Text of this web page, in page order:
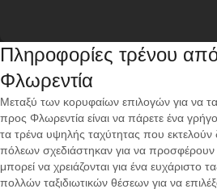
Πληροφορίες τρένου
Φλωρεντία
Μεταξύ των κορυφαίων επιλογών για να
προς Φλωρεντία είναι να πάρετε ένα
τα τρένα υψηλής ταχύτητας που εκτελούν
πόλεων σχεδιάστηκαν για να
μπορεί να χρειάζονται για ένα ευχάριστο
πολλών ταξιδιωτικών θέσεων για να